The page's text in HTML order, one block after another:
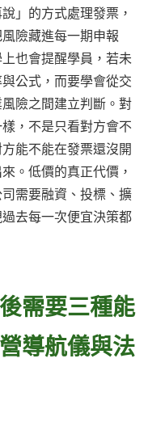
」的方式處理發票，
險藏進每一期申報
也會提醒學員，若未
公式，而要學會從交
險之間建立判斷。對
，不是只看對方會不
能不能在發票還沒開
。低價的真正代價，
需要融資、投標、擴
去每一次便宜決策都
需要三種能
導航儀與法